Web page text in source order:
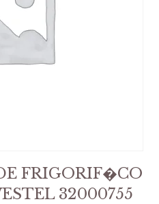
FRIGORIF�CO
32000755